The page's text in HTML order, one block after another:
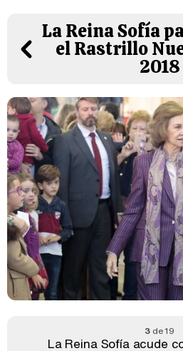
La Reina Sofía
el Rastrillo
2018
3de 19
La Reina Sofía acude